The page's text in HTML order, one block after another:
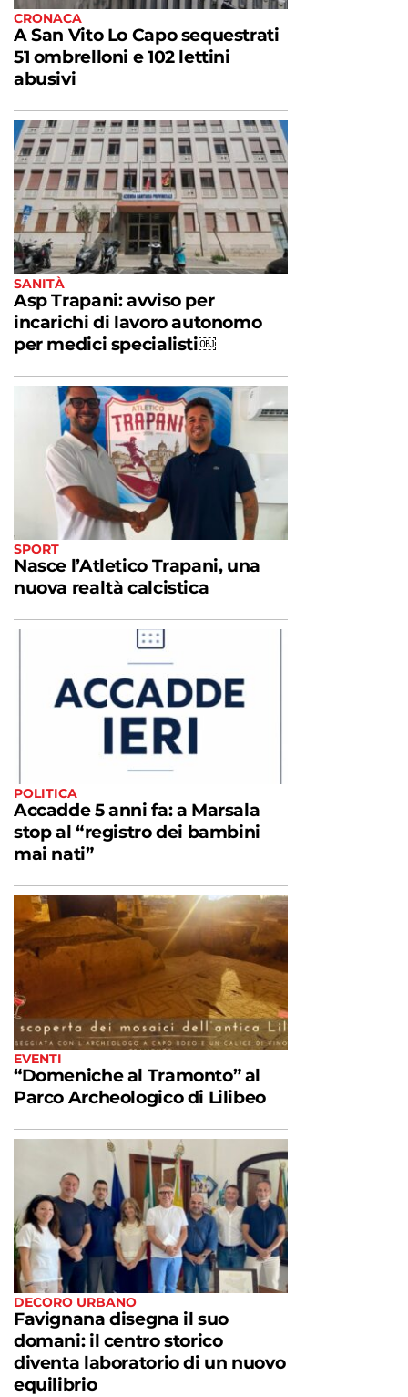
CRONACA
A San Vito Lo Capo sequestrati
51 ombrelloni e 102 lettini
abusivi
SANITÀ
Asp Trapani: avviso per
incarichi di lavoro autonomo
per medici specialisti￼
SPORT
Nasce l’Atletico Trapani, una
nuova realtà calcistica
POLITICA
Accadde 5 anni fa: a Marsala
stop al “registro dei bambini
mai nati”
EVENTI
“Domeniche al Tramonto” al
Parco Archeologico di Lilibeo
DECORO URBANO
Favignana disegna il suo
domani: il centro storico
diventa laboratorio di un nuovo
equilibrio